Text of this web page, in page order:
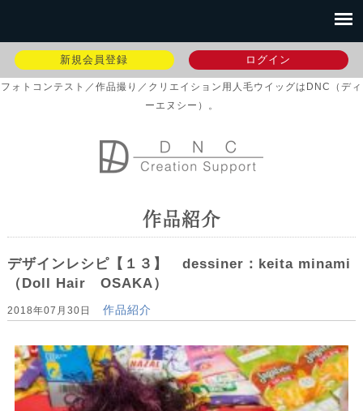
新規会員登録 ログイン
フォトコンテスト／作品撮り／クリエイション用人毛ウイッグはDNC（ディ
ーエヌシー）。
作品紹介
デザインレシピ【１３】 dessiner：keita minami
（Doll Hair OSAKA）
2018年07月30日 作品紹介